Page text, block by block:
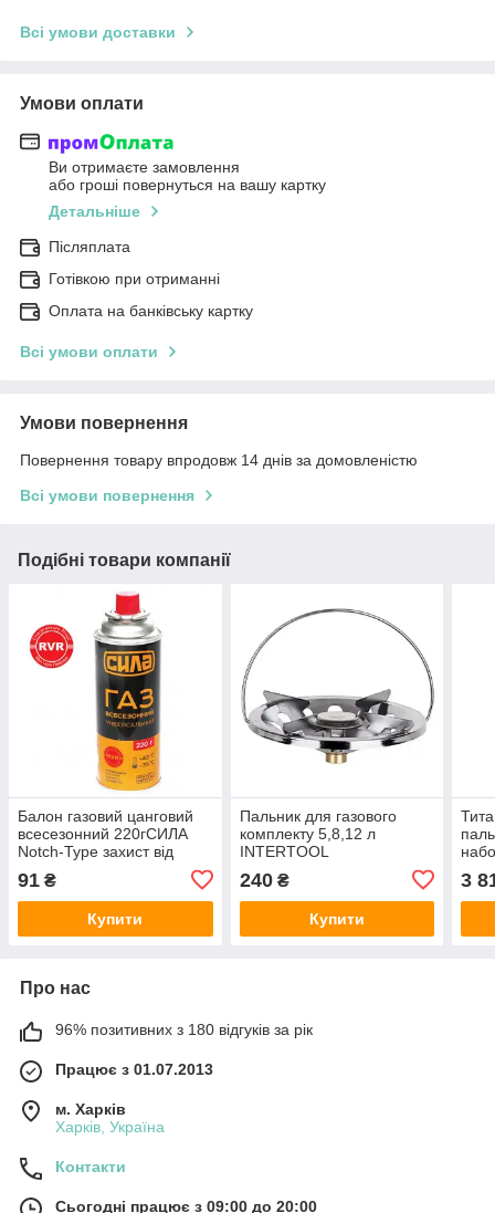
Всі умови доставки
Умови оплати
Ви отримаєте замовлення
або гроші повернуться на вашу картку
Детальніше
Післяплата
Готівкою при отриманні
Оплата на банківську картку
Всі умови оплати
Умови повернення
Повернення товару впродовж 14 днів за домовленістю
Всі умови повернення
Подібні товари компанії
Балон газовий цанговий
всесезонний 220гСИЛА
Notch-Type захист від
91 ₴
Купити
Пальник для газового
комплекту 5,8,12 л
INTERTOOL
240₴
Купити
3
Про нас
96% позитивних з 180 відгуків за рік
Працює з 01.07.2013
м. Харків
Харків, Україна
Контакти
Сьогодні працює з 09:00 до 20:00